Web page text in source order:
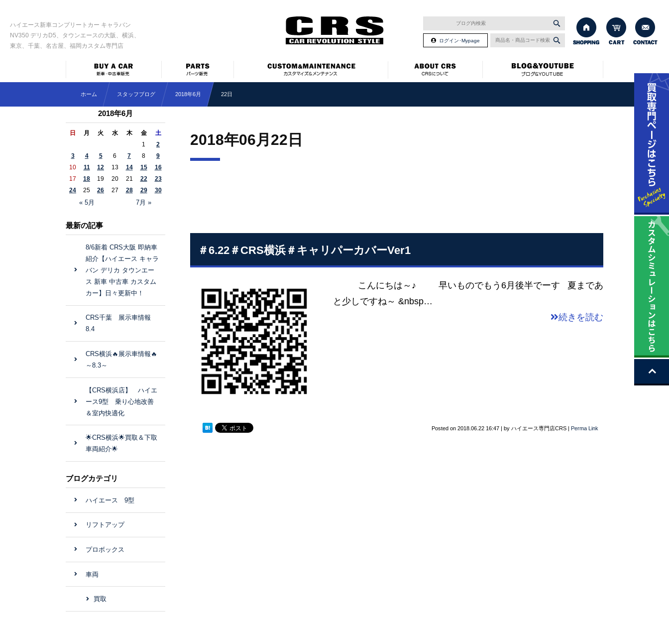
ハイエース新車コンプリートカー キャラバン
NV350 デリカD5、タウンエースの大阪、横浜、
東京、千葉、名古屋、福岡カスタム専門店
ログイン･Mypage
ホーム スタッフブログ 2018年6月 22日
2018年06月22日
＃6.22＃CRS横浜＃キャリパーカバーVer1
こんにちは～♪ 早いものでもう6月後半でーす 夏まであ
と少しですね～ &nbsp…
続きを読む
Posted on 2018.06.22 16:47 | by ハイエース専門店CRS | Perma Link
2018年6月
日 月 火 水 木 金 土
« 5月 7月 »
1
2
3
4 5 6 7 8
9
10
11 12 13 14 15
16
17
18 19 20 21 22
23
24
25 26 27 28 29 30
最新の記事
8/6新着 CRS大阪 即納車
紹介【ハイエース キャラ
バン デリカ タウンエー
ス 新車 中古車 カスタム
カー】日々更新中！
CRS千葉 展示車情報
8.4
CRS横浜🔥展示車情報🔥
～8.3～
【CRS横浜店】 ハイエ
ース9型 乗り心地改善
＆室内快適化
🌟CRS横浜🌟買取＆下取
車両紹介🌟
ブログカテゴリ
ハイエース 9型
リフトアップ
プロボックス
車両
買取